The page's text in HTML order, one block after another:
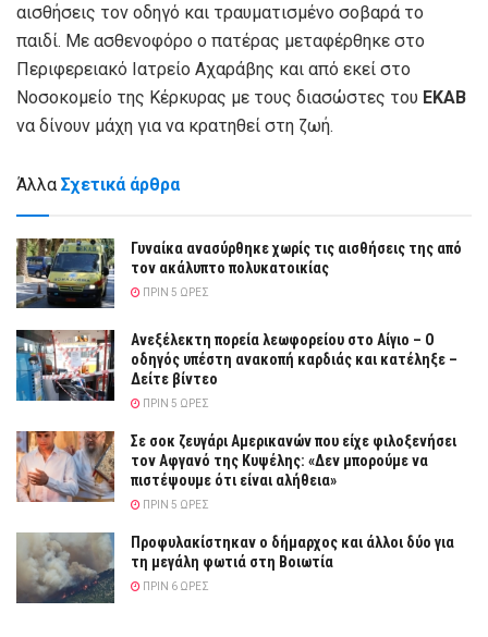
αισθήσεις τον οδηγό και τραυματισμένο σοβαρά το
παιδί. Με ασθενοφόρο ο πατέρας μεταφέρθηκε στο
Περιφερειακό Ιατρείο Αχαράβης και από εκεί στο
Νοσοκομείο της Κέρκυρας με τους διασώστες του ΕΚΑΒ
να δίνουν μάχη για να κρατηθεί στη ζωή.
Άλλα Σχετικά άρθρα
Γυναίκα ανασύρθηκε χωρίς τις αισθήσεις της από
τον ακάλυπτο πολυκατοικίας
ΠΡΙΝ 5 ΏΡΕΣ
Ανεξέλεκτη πορεία λεωφορείου στο Αίγιο – Ο
οδηγός υπέστη ανακοπή καρδιάς και κατέληξε –
Δείτε βίντεο
ΠΡΙΝ 5 ΏΡΕΣ
Σε σοκ ζευγάρι Αμερικανών που είχε φιλοξενήσει
τον Αφγανό της Κυψέλης: «Δεν μπορούμε να
πιστέψουμε ότι είναι αλήθεια»
ΠΡΙΝ 5 ΏΡΕΣ
Προφυλακίστηκαν ο δήμαρχος και άλλοι δύο για
τη μεγάλη φωτιά στη Βοιωτία
ΠΡΙΝ 6 ΏΡΕΣ